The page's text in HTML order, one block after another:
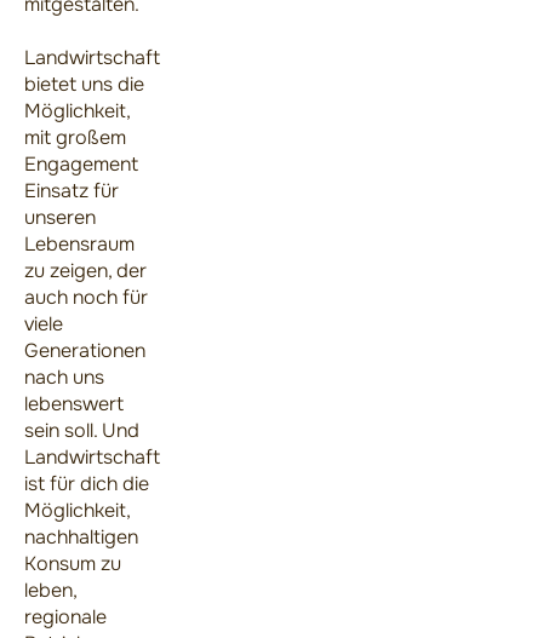
Landwirtschaft
bietet uns die
Möglichkeit,
mit großem
Engagement
Einsatz für
unseren
Lebensraum
zu zeigen, der
auch noch für
viele
Generationen
nach uns
lebenswert
sein soll. Und
Landwirtschaft
ist für dich die
Möglichkeit,
nachhaltigen
Konsum zu
leben,
regionale